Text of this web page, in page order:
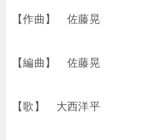
【作曲】 佐藤晃
【編曲】 佐藤晃
【歌】 大西洋平